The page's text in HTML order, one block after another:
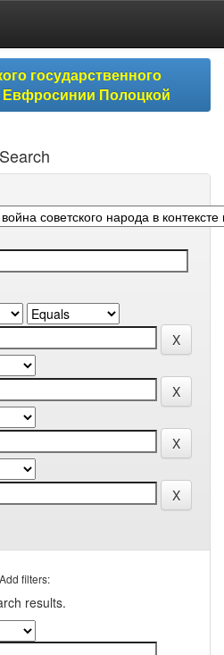
государственного
Евфросинии Полоцкой
Search
Add filters:
results.